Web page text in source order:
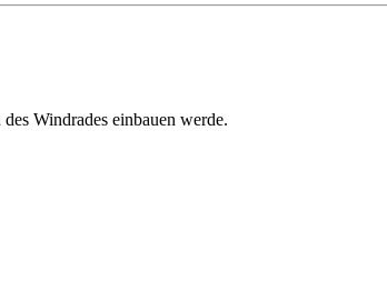
Windrades einbauen werde.